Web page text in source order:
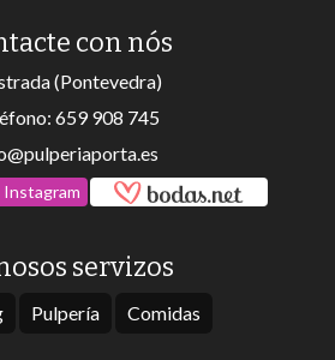
servizos
Pulpería Comidas
con nós
(Pontevedra)
659 908 745
Instagram